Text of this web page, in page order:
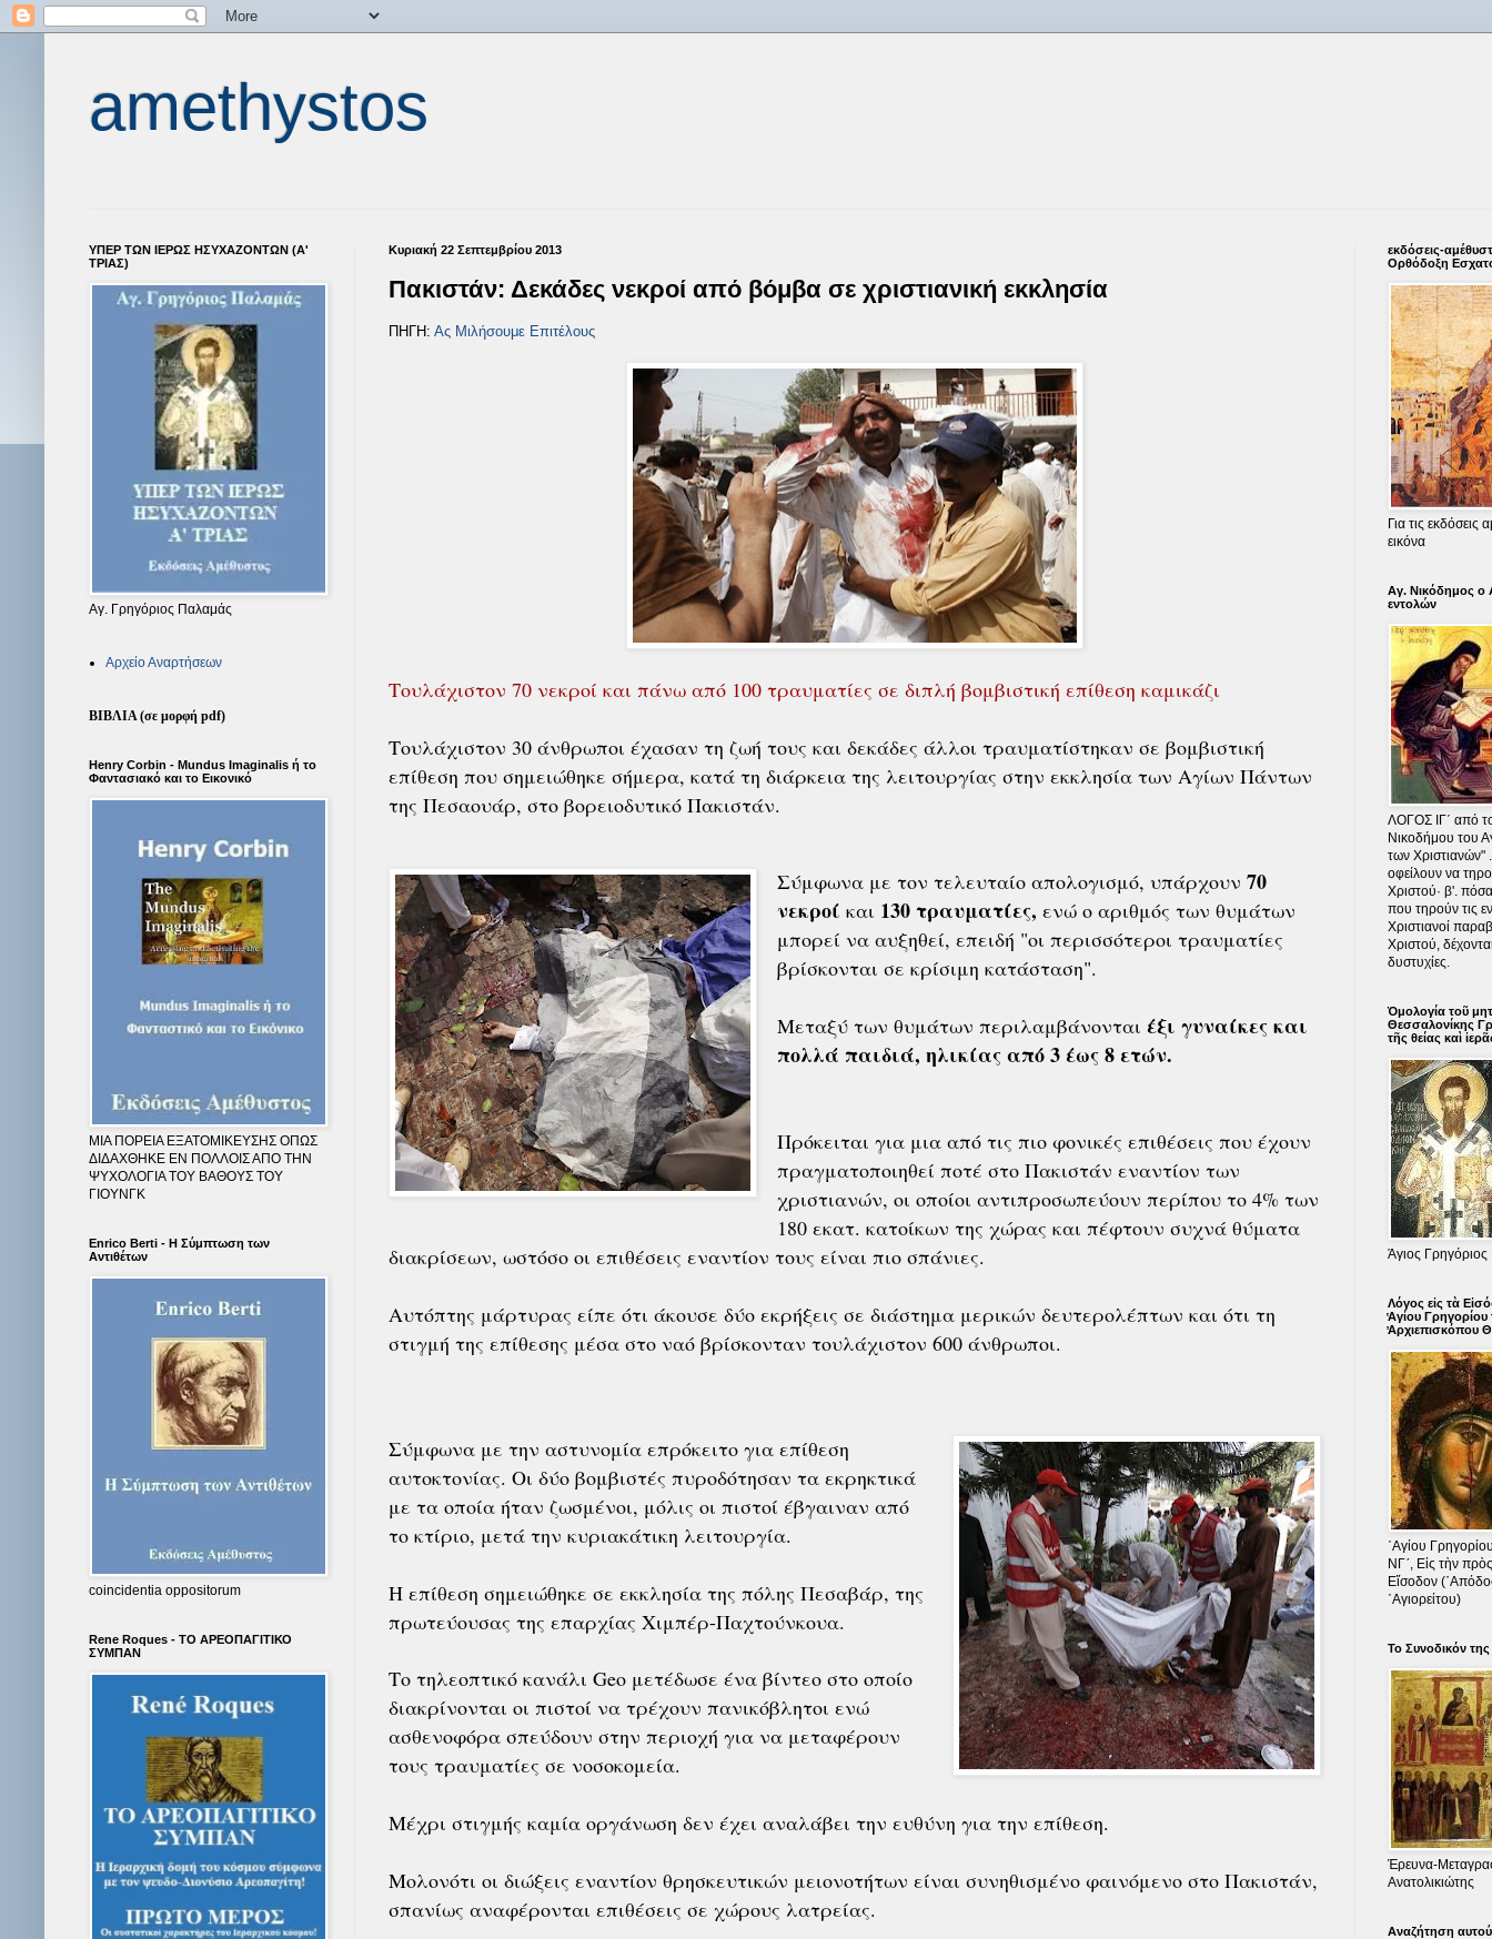
amethystos
Κυριακή 22 Σεπτεμβρίου 2013
Πακιστάν: Δεκάδες νεκροί από βόμβα σε χριστιανική εκκλησία
ΠΗΓΗ: Ας Μιλήσουμε Επιτέλους
Τουλάχιστον 70 νεκροί και πάνω από 100 τραυματίες σε διπλή βομβιστική επίθεση καμικάζι
Τουλάχιστον 30 άνθρωποι έχασαν τη ζωή τους και δεκάδες άλλοι τραυματίστηκαν σε βομβιστική
επίθεση που σημειώθηκε σήμερα, κατά τη διάρκεια της λειτουργίας στην εκκλησία των Αγίων Πάντων
της Πεσαουάρ, στο βορειοδυτικό Πακιστάν.
Σύμφωνα με τον τελευταίο απολογισμό, υπάρχουν 70
νεκροί και 130 τραυματίες, ενώ ο αριθμός των θυμάτων
μπορεί να αυξηθεί, επειδή "οι περισσότεροι τραυματίες
βρίσκονται σε κρίσιμη κατάσταση".
Μεταξύ των θυμάτων περιλαμβάνονται έξι γυναίκες και
πολλά παιδιά, ηλικίας από 3 έως 8 ετών.
Πρόκειται για μια από τις πιο φονικές επιθέσεις που έχουν
πραγματοποιηθεί ποτέ στο Πακιστάν εναντίον των
χριστιανών, οι οποίοι αντιπροσωπεύουν περίπου το 4% των
180 εκατ. κατοίκων της χώρας και πέφτουν συχνά θύματα
διακρίσεων, ωστόσο οι επιθέσεις εναντίον τους είναι πιο σπάνιες.
Αυτόπτης μάρτυρας είπε ότι άκουσε δύο εκρήξεις σε διάστημα μερικών δευτερολέπτων και ότι τη
στιγμή της επίθεσης μέσα στο ναό βρίσκονταν τουλάχιστον 600 άνθρωποι.
Σύμφωνα με την αστυνομία επρόκειτο για επίθεση
αυτοκτονίας. Οι δύο βομβιστές πυροδότησαν τα εκρηκτικά
με τα οποία ήταν ζωσμένοι, μόλις οι πιστοί έβγαιναν από
το κτίριο, μετά την κυριακάτικη λειτουργία.
Η επίθεση σημειώθηκε σε εκκλησία της πόλης Πεσαβάρ, της
πρωτεύουσας της επαρχίας Χιμπέρ-Παχτούνκουα.
Το τηλεοπτικό κανάλι Geο μετέδωσε ένα βίντεο στο οποίο
διακρίνονται οι πιστοί να τρέχουν πανικόβλητοι ενώ
ασθενοφόρα σπεύδουν στην περιοχή για να μεταφέρουν
τους τραυματίες σε νοσοκομεία.
Μέχρι στιγμής καμία οργάνωση δεν έχει αναλάβει την ευθύνη για την επίθεση.
Μολονότι οι διώξεις εναντίον θρησκευτικών μειονοτήτων είναι συνηθισμένο φαινόμενο στο Πακιστάν,
σπανίως αναφέρονται επιθέσεις σε χώρους λατρείας.
ΥΠΕΡ ΤΩΝ ΙΕΡΩΣ ΗΣΥΧΑΖΟΝΤΩΝ (Α'
ΤΡΙΑΣ)
Αγ. Γρηγόριος Παλαμάς
Αρχείο Αναρτήσεων
ΒΙΒΛΙΑ (σε μορφή pdf)
Henry Corbin - Mundus Imaginalis ή το
Φαντασιακό και το Εικονικό
ΜΙΑ ΠΟΡΕΙΑ ΕΞΑΤΟΜΙΚΕΥΣΗΣ ΟΠΩΣ
ΔΙΔΑΧΘΗΚΕ ΕΝ ΠΟΛΛΟΙΣ ΑΠΟ ΤΗΝ
ΨΥΧΟΛΟΓΙΑ ΤΟΥ ΒΑΘΟΥΣ ΤΟΥ
ΓΙΟΥΝΓΚ
Enrico Berti - Η Σύμπτωση των
Αντιθέτων
coincidentia oppositorum
Rene Roques - ΤΟ ΑΡΕΟΠΑΓΙΤΙΚΟ
ΣΥΜΠΑΝ
εκδόσεις-
Ορθόδοξη
Για τις
εικόνα
Αγ. Νικόδημος ο
εντολών
ΛΟΓΟΣ ΙΓ΄ από
Νικοδήμου του
των Χριστιανών"
οφείλουν να
Χριστού· β'.
που τηρούν τις
Χριστιανοί
Χριστού,
δυστυχίες.
Ὁμολογία τοῦ
Θεσσαλονίκης
τῆς θείας καὶ
Άγιος
Λόγος εἰς τὰ
̔Αγίου
̓Αρχιεπισκόπου
῾Αγίου
ΝΓʹ, Εἰς τὴν
Εἴσοδον
῾Αγιορείτου)
Το Συνοδικόν
Έρευνα-
Ανατολικιώτης
Αναζήτηση αυτού